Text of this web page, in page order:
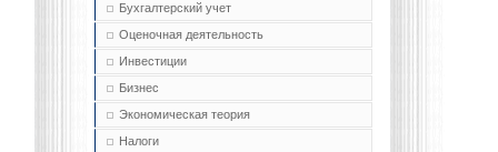
Бухгалтерский учет
Оценочная деятельность
Инвестиции
Бизнес
Экономическая теория
Налоги